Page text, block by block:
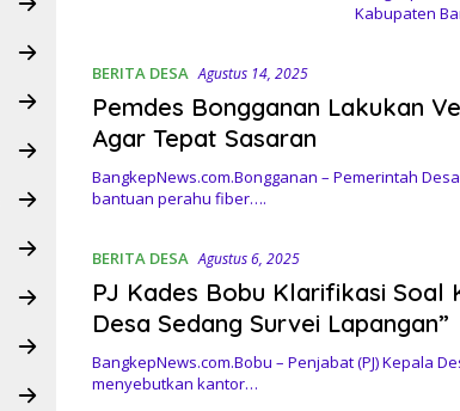
Kabupaten
BERITA DESA Agustus 14, 2025
Pemdes Bongganan Lakukan
Agar Tepat Sasaran
BangkepNews.com.Bongganan – Pemerintah
bantuan perahu fiber….
BERITA DESA Agustus 6, 2025
PJ Kades Bobu Klarifikasi Soal
Desa Sedang Survei Lapangan”
BangkepNews.com.Bobu – Penjabat (PJ) Kepala
menyebutkan kantor…